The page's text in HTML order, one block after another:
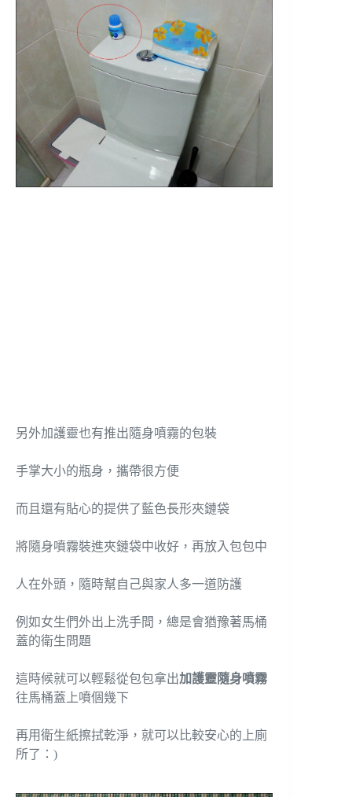
另外加護靈也有推出隨身噴霧的包裝
手掌大小的瓶身，攜帶很方便
而且還有貼心的提供了藍色長形夾鏈袋
將隨身噴霧裝進夾鏈袋中收好，再放入包包中
人在外頭，隨時幫自己與家人多一道防護
例如女生們外出上洗手間，總是會猶豫著馬桶
蓋的衛生問題
這時候就可以輕鬆從包包拿出加護靈隨身噴霧
往馬桶蓋上噴個幾下
再用衛生紙擦拭乾淨，就可以比較安心的上廁
所了：)